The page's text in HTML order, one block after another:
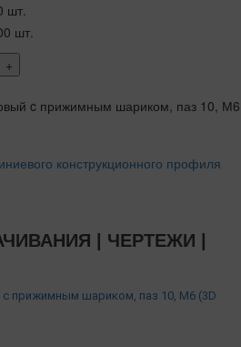
шт.
шт.
+
| ЧЕРТЕЖИ |
c прижимным шариком, паз 10, М6 (3D